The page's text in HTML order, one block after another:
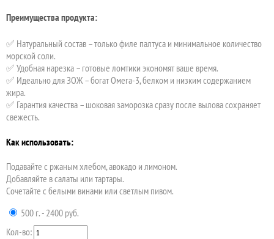
Преимущества продукта:
✅ Натуральный состав – только филе палтуса и минимальное количество
морской соли.
✅ Удобная нарезка – готовые ломтики экономят ваше время.
✅ Идеально для ЗОЖ – богат Омега-3, белком и низким содержанием
жира.
✅ Гарантия качества – шоковая заморозка сразу после вылова сохраняет
свежесть.
Как использовать:
Подавайте с ржаным хлебом, авокадо и лимоном.
Добавляйте в салаты или тартары.
Сочетайте с белыми винами или светлым пивом.
500 г. - 2400 руб.
Кол-во: